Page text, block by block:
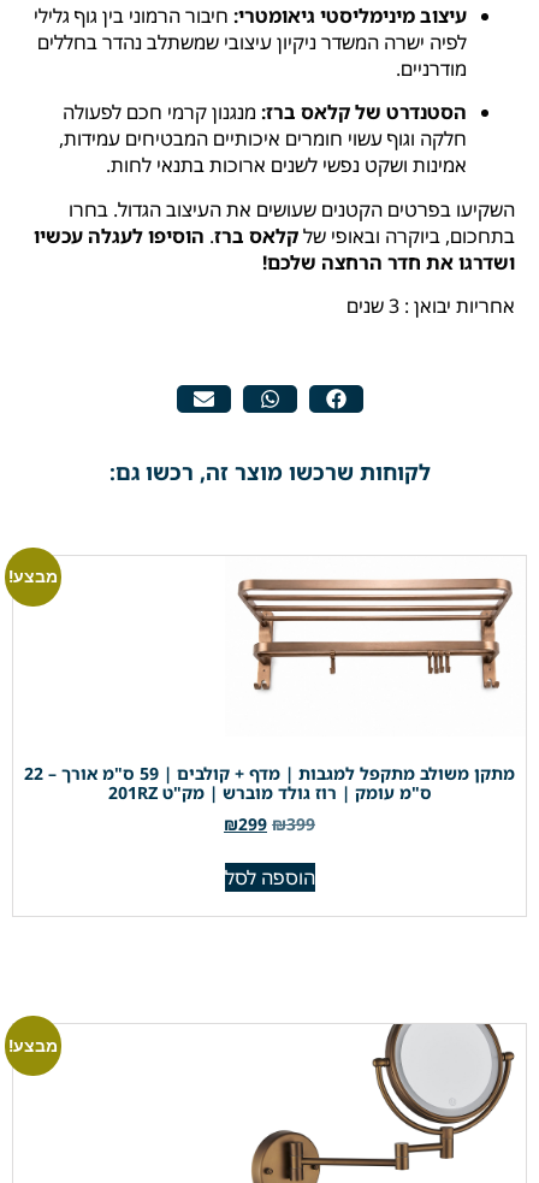
עיצוב מינימליסטי גיאומטרי: חיבור הרמוני בין גוף גלילי
לפיה ישרה המשדר ניקיון עיצובי שמשתלב נהדר בחללים
מודרניים.
הסטנדרט של קלאס ברז: מנגנון קרמי חכם לפעולה
חלקה וגוף עשוי חומרים איכותיים המבטיחים עמידות,
אמינות ושקט נפשי לשנים ארוכות בתנאי לחות.
השקיעו בפרטים הקטנים שעושים את העיצוב הגדול. בחרו
בתחכום, ביוקרה ובאופי שלקלאס ברז. הוסיפו לעגלה עכשיו
ושדרגו את חדר הרחצה שלכם!
אחריות יבואן : 3 שנים
לקוחות שרכשו מוצר זה, רכשו גם:
מבצע!
מתקן משולב מתקפל למגבות | מדף + קולבים | 59 ס"מ אורך – 22
ס"מ עומק | רוז גולד מוברש | מק"ט 201RZ
₪399
₪299
הוספה לסל
מבצע!